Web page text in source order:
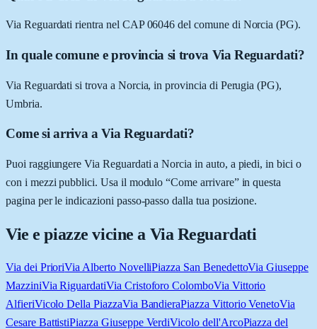
Via Reguardati rientra nel CAP 06046 del comune di Norcia (PG).
In quale comune e provincia si trova Via Reguardati?
Via Reguardati si trova a Norcia, in provincia di Perugia (PG),
Umbria.
Come si arriva a Via Reguardati?
Puoi raggiungere Via Reguardati a Norcia in auto, a piedi, in bici o
con i mezzi pubblici. Usa il modulo “Come arrivare” in questa
pagina per le indicazioni passo-passo dalla tua posizione.
Vie e piazze vicine a Via Reguardati
Via dei PrioriVia Alberto NovelliPiazza San BenedettoVia Giuseppe
MazziniVia RiguardatiVia Cristoforo ColomboVia Vittorio
AlfieriVicolo Della PiazzaVia BandieraPiazza Vittorio VenetoVia
Cesare BattistiPiazza Giuseppe VerdiVicolo dell'ArcoPiazza del